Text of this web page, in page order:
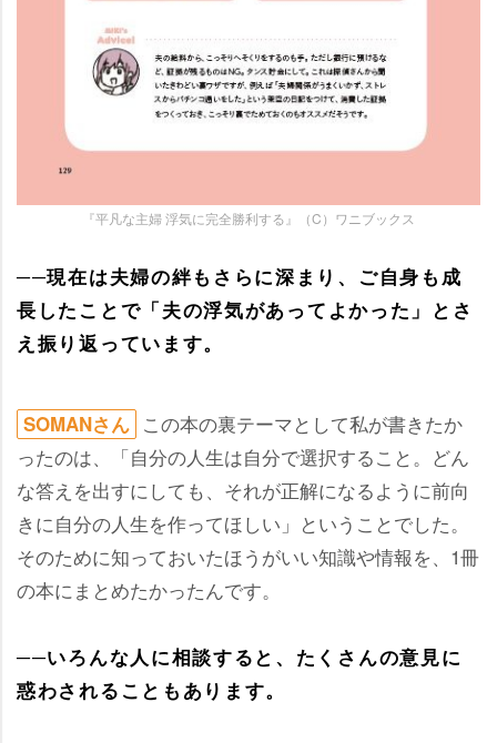
『平凡な主婦 浮気に完全勝利する』（C）ワニブックス
──現在は夫婦の絆もさらに深まり、ご自身も成
長したことで「夫の浮気があってよかった」とさ
え振り返っています。
SOMANさん この本の裏テーマとして私が書きたか
ったのは、「自分の人生は自分で選択すること。どん
な答えを出すにしても、それが正解になるように前向
きに自分の人生を作ってほしい」ということでした。
そのために知っておいたほうがいい知識や情報を、1冊
の本にまとめたかったんです。
──いろんな人に相談すると、たくさんの意見に
惑わされることもあります。